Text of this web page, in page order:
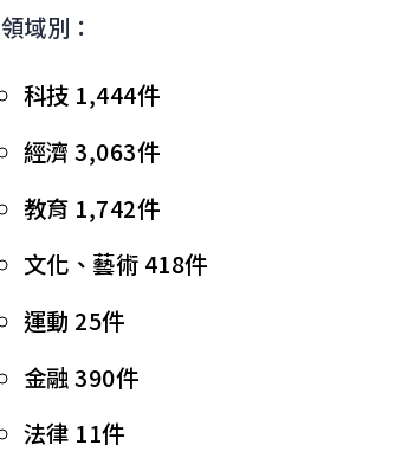
領域別：
科技 1,444件
經濟 3,063件
教育 1,742件
文化、藝術 418件
運動 25件
金融 390件
法律 11件